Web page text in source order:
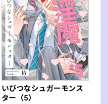
いびつなシュガーモンス
ター（5）